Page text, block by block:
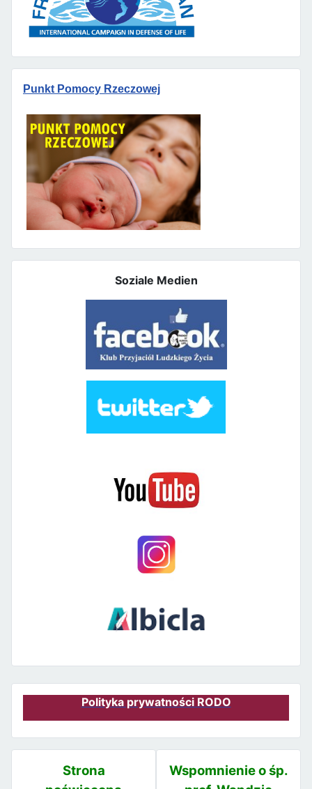
Punkt Pomocy Rzeczowej
Soziale Medien
Polityka prywatności RODO
Strona
Wspomnienie o śp.